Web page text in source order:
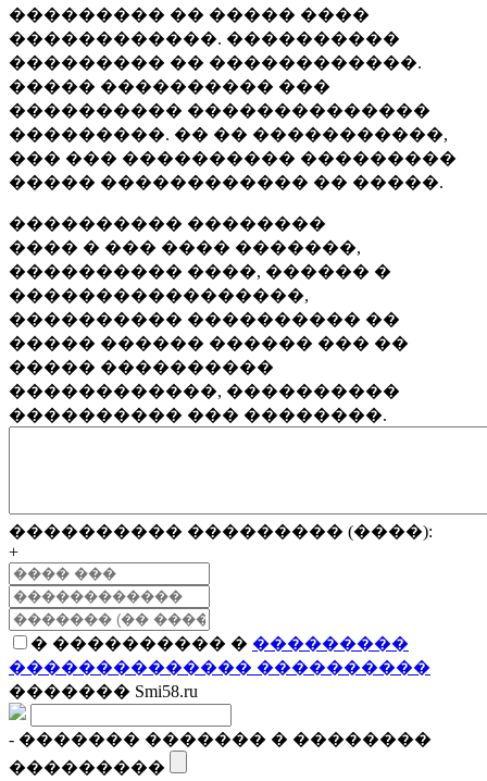
��������� �� ����� ����
������������. ����������
��������� �� ������������.
����� ���������� ���
���������� ��������������
���������. �� �� �����������,
��� ��� ���������� ���������
����� ������������ �� �����.
���������� ��������
���� � ��� ���� �������,
���������� ����, ������ �
�����������������,
���������� ���������� ��
����� ������ ������ ��� ��
����� ����������
������������, ����������
���������� ��� ��������.
���������� ��������� (����):
+
� ���������� � ���������
�������������� ����������
������� Smi58.ru
- ������� ������� � ��������
���������